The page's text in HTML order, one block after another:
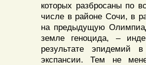
которых разбросаны по
числе в районе Сочи, в
на предыдущую
земле геноцида, –
результате эпидемий
экспансии. Тем не